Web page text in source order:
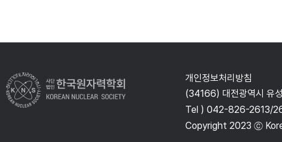
개인정보처리방침
(34166) 대전광역시 유
Tel ) 042-826-2613/
Copyright 2023 ⓒ